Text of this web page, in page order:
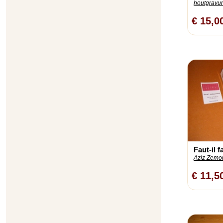
€
Faut-il
Aziz
€